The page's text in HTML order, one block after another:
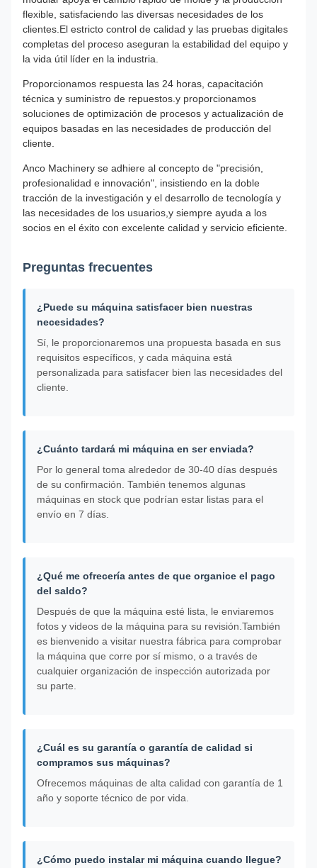
flexible, satisfaciendo las diversas necesidades de los
clientes.El estricto control de calidad y las pruebas digitales
completas del proceso aseguran la estabilidad del equipo y
la vida útil líder en la industria.
Proporcionamos respuesta las 24 horas, capacitación
técnica y suministro de repuestos.y proporcionamos
soluciones de optimización de procesos y actualización de
equipos basadas en las necesidades de producción del
cliente.
Anco Machinery se adhiere al concepto de "precisión,
profesionalidad e innovación", insistiendo en la doble
tracción de la investigación y el desarrollo de tecnología y
las necesidades de los usuarios,y siempre ayuda a los
socios en el éxito con excelente calidad y servicio eficiente.
Preguntas frecuentes
¿Puede su máquina satisfacer bien nuestras
necesidades?
Sí, le proporcionaremos una propuesta basada en sus
requisitos específicos, y cada máquina está
personalizada para satisfacer bien las necesidades del
cliente.
¿Cuánto tardará mi máquina en ser enviada?
Por lo general toma alrededor de 30-40 días después
de su confirmación. También tenemos algunas
máquinas en stock que podrían estar listas para el
envío en 7 días.
¿Qué me ofrecería antes de que organice el pago
del saldo?
Después de que la máquina esté lista, le enviaremos
fotos y videos de la máquina para su revisión.También
es bienvenido a visitar nuestra fábrica para comprobar
la máquina que corre por sí mismo, o a través de
cualquier organización de inspección autorizada por
su parte.
¿Cuál es su garantía o garantía de calidad si
compramos sus máquinas?
Ofrecemos máquinas de alta calidad con garantía de 1
año y soporte técnico de por vida.
¿Cómo puedo instalar mi máquina cuando llegue?